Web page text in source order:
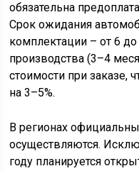
обязательна
Срок ожидания
комплектации – от 6
производства (3–4
стоимости при заказе,
на 3–5%.
В регионах
осуществляются.
году планируется